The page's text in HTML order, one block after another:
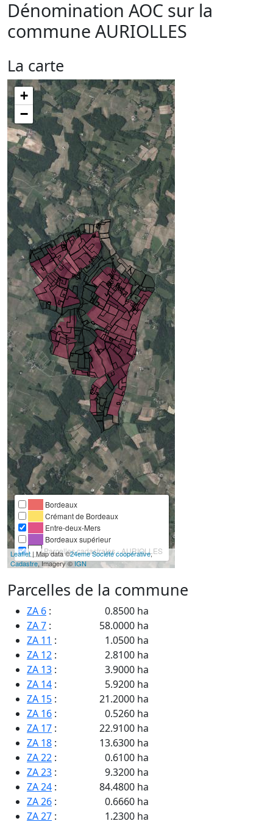
Dénomination AOC sur la
commune AURIOLLES
La carte
+
−
Bordeaux
Crémant de Bordeaux
Entre-deux-Mers
Bordeaux supérieur
Parcelles cadastrales - AURIOLLES
Leaflet | Map data ©24eme Société coopérative,
Cadastre, Imagery ©IGN
Parcelles de la commune
ZA 6 :
0.8500 ha
ZA 7 :
58.0000 ha
ZA 11 :
1.0500 ha
ZA 12 :
2.8100 ha
ZA 13 :
3.9000 ha
ZA 14 :
5.9200 ha
ZA 15 :
21.2000 ha
ZA 16 :
0.5260 ha
ZA 17 :
22.9100 ha
ZA 18 :
13.6300 ha
ZA 22 :
0.6100 ha
ZA 23 :
9.3200 ha
ZA 24 :
84.4800 ha
ZA 26 :
0.6660 ha
ZA 27 : 1.2300 ha